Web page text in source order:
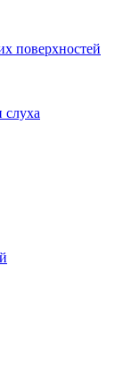
поверхностей
слуха